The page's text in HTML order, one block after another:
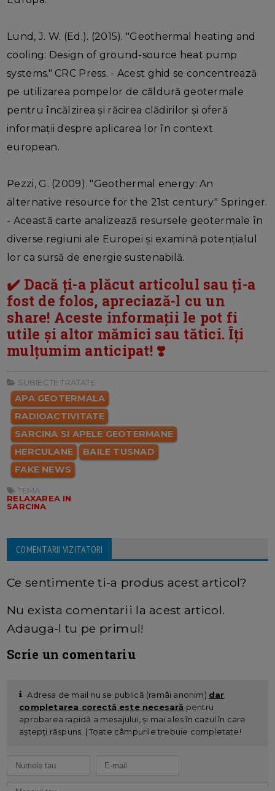
Lund, J. W. (Ed.). (2015). "Geothermal heating and
cooling: Design of ground-source heat pump
systems." CRC Press. - Acest ghid se concentrează
pe utilizarea pompelor de căldură geotermale
pentru încălzirea și răcirea clădirilor și oferă
informații despre aplicarea lor în context
european.
Pezzi, G. (2009). "Geothermal energy: An
alternative resource for the 21st century." Springer.
- Această carte analizează resursele geotermale în
diverse regiuni ale Europei și examină potențialul
lor ca sursă de energie sustenabilă.
✔️ Dacă ți-a plăcut articolul sau ți-a
fost de folos, apreciază-l cu un
share! Aceste informații le pot fi
utile și altor mămici sau tătici. Îți
mulțumim anticipat! ❣️
SUBIECTE TRATATE:
APA GEOTERMALA
RADIOACTIVITATE
SARCINA SI APELE GEOTERMANE
HERCULANE
BAILE TUSNAD
FAKE NEWS
TEMA:
RELAXAREA IN
SARCINA
COMENTARII VIZITATORI
Ce sentimente ti-a produs acest articol?
Nu exista comentarii la acest articol.
Adauga-l tu pe primul!
Scrie un comentariu
Adresa de mail nu se publică (ramâi anonim) dar
completarea corectă este necesară pentru
aprobarea rapidă a mesajului, și mai ales în cazul în care
aștepți răspuns. | Toate câmpurile trebuie completate!